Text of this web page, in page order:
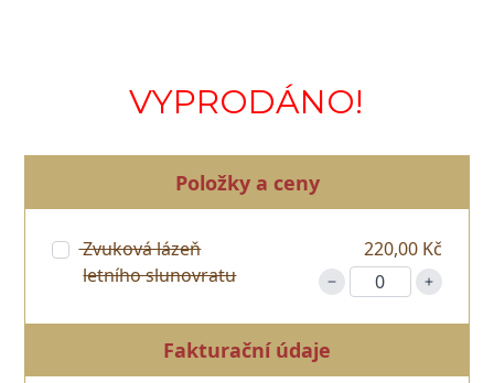
VYPRODÁNO!
Položky a ceny
Zvuková lázeň
letního slunovratu
220,00 Kč
Fakturační údaje